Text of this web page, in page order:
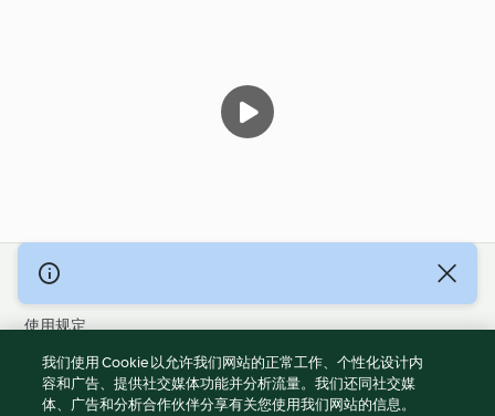
© 版权 2026
使用规定
隐私政策
免责声明
我们使用 Cookie 以允许我们网站的正常工作、个性化设计内
容和广告、提供社交媒体功能并分析流量。我们还同社交媒
体、广告和分析合作伙伴分享有关您使用我们网站的信息。